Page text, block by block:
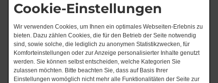
Cookie-Einstellungen
Wir verwenden Cookies, um Ihnen ein optimales Webseiten-Erlebnis zu
bieten. Dazu zählen Cookies, die für den Betrieb der Seite notwendig
sind, sowie solche, die lediglich zu anonymen Statistikzwecken, für
Komforteinstellungen oder zur Anzeige personalisierter Inhalte genutzt
werden. Sie können selbst entscheiden, welche Kategorien Sie
zulassen möchten. Bitte beachten Sie, dass auf Basis Ihrer
Einstellungen womöglich nicht mehr alle Funktionalitäten der Seite zur
Start
Einsatz "[2/23] 10. April
2023 - F_Erkundung -
Plastik auf Herdplatte "